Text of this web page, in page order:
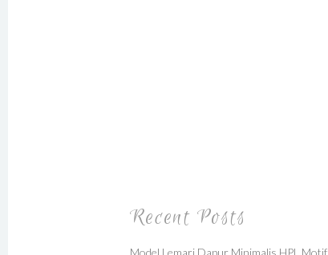
Recent Posts
Model Lemari Dapur Minimalis HPL